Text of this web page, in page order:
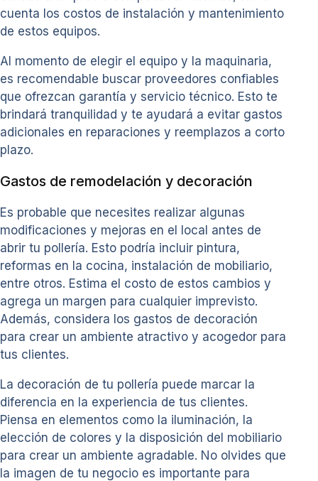
cuenta los costos de instalación y mantenimiento
de estos equipos.
Al momento de elegir el equipo y la maquinaria,
es recomendable buscar proveedores confiables
que ofrezcan garantía y servicio técnico. Esto te
brindará tranquilidad y te ayudará a evitar gastos
adicionales en reparaciones y reemplazos a corto
plazo.
Gastos de remodelación y decoración
Es probable que necesites realizar algunas
modificaciones y mejoras en el local antes de
abrir tu pollería. Esto podría incluir pintura,
reformas en la cocina, instalación de mobiliario,
entre otros. Estima el costo de estos cambios y
agrega un margen para cualquier imprevisto.
Además, considera los gastos de decoración
para crear un ambiente atractivo y acogedor para
tus clientes.
La decoración de tu pollería puede marcar la
diferencia en la experiencia de tus clientes.
Piensa en elementos como la iluminación, la
elección de colores y la disposición del mobiliario
para crear un ambiente agradable. No olvides que
la imagen de tu negocio es importante para